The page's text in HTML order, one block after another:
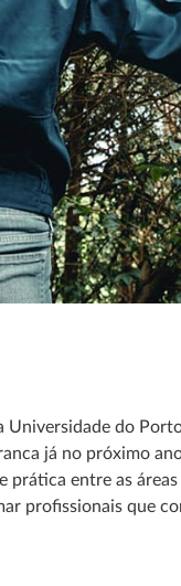
Universidade do
já no próximo
entre as áreas
profissionais que